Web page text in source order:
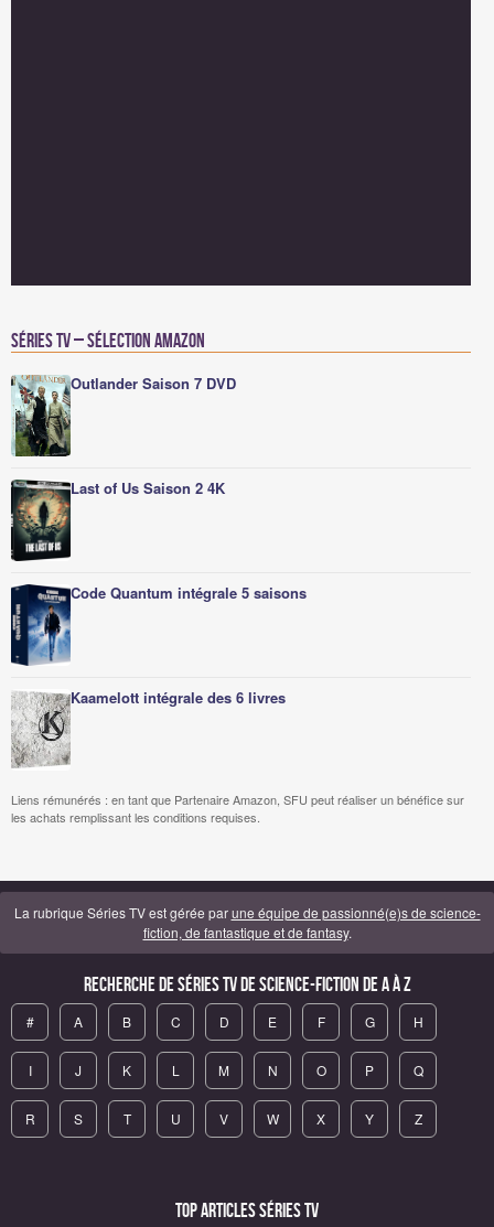
Séries TV – Sélection Amazon
Outlander Saison 7 DVD
Last of Us Saison 2 4K
Code Quantum intégrale 5 saisons
Kaamelott intégrale des 6 livres
Liens rémunérés : en tant que Partenaire Amazon, SFU peut réaliser un bénéfice sur
les achats remplissant les conditions requises.
La rubrique Séries TV est gérée parune équipe de passionné(e)s de science-
fiction, de fantastique et de fantasy.
Recherche de Séries TV de science-fiction de A à Z
# A B C D E F G H
I J K L M N O P Q
R S T U V W X Y Z
Top articles Séries TV